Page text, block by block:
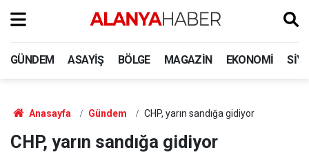
GÜNDEM ASAYIŞ BÖLGE MAGAZIN EKONOMI
Anasayfa Gündem CHP, yarın sandığa gidiyor
CHP, yarın sandığa gidiyor